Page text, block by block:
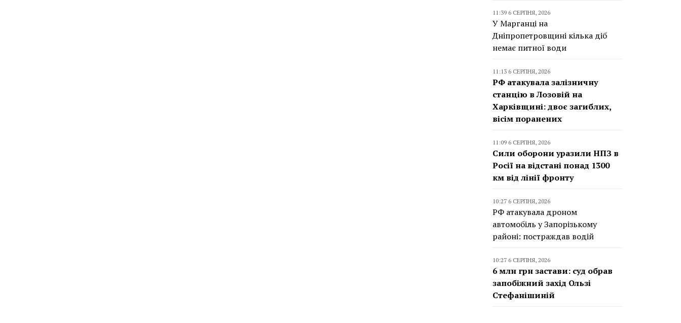
11:39 6 СЕРПНЯ, 2026
У Марганці на
Дніпропетровщині кілька діб
немає питної води
11:13 6 СЕРПНЯ, 2026
РФ атакувала залізничну
станцію в Лозовій на
Харківщині: двоє загиблих,
вісім поранених
11:09 6 СЕРПНЯ, 2026
Сили оборони уразили НПЗ в
Росії на відстані понад 1300
км від лінії фронту
10:27 6 СЕРПНЯ, 2026
РФ атакувала дроном
автомобіль у Запорізькому
районі: постраждав водій
10:27 6 СЕРПНЯ, 2026
6 млн грн застави: суд обрав
запобіжний захід Ользі
Стефанішиній